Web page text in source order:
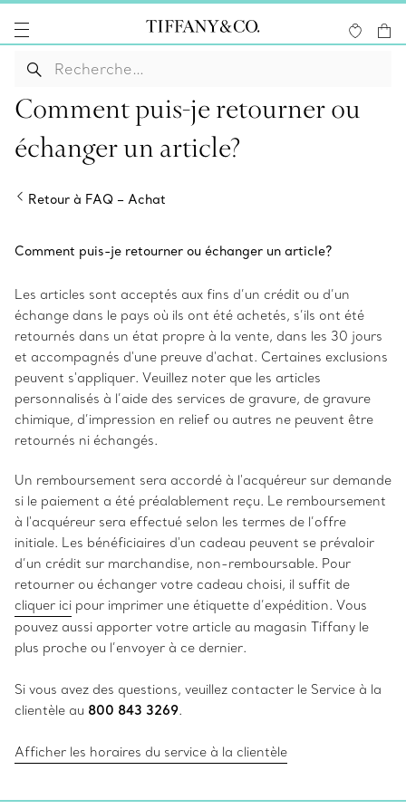
Comment puis-je retourner ou
échanger un article?
Retour à FAQ – Achat
Comment puis-je retourner ou échanger un article?
Les articles sont acceptés aux fins d’un crédit ou d’un
échange dans le pays où ils ont été achetés, s’ils ont été
retournés dans un état propre à la vente, dans les 30 jours
et accompagnés d'une preuve d'achat. Certaines exclusions
peuvent s'appliquer. Veuillez noter que les articles
personnalisés à l’aide des services de gravure, de gravure
chimique, d’impression en relief ou autres ne peuvent être
retournés ni échangés.
Un remboursement sera accordé à l'acquéreur sur demande
si le paiement a été préalablement reçu. Le remboursement
à l'acquéreur sera effectué selon les termes de l’offre
initiale. Les bénéficiaires d'un cadeau peuvent se prévaloir
d’un crédit sur marchandise, non-remboursable. Pour
retourner ou échanger votre cadeau choisi, il suffit de
cliquer ici pour imprimer une étiquette d’expédition. Vous
pouvez aussi apporter votre article au magasin Tiffany le
plus proche ou l’envoyer à ce dernier.
Si vous avez des questions, veuillez contacter le Service à la
clientèle au 800 843 3269.
Afficher les horaires du service à la clientèle